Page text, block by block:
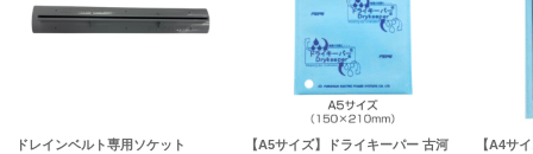
ドレインベルト専用ソケット
【A5サイズ】ドライキーパー 古河
【A4サ